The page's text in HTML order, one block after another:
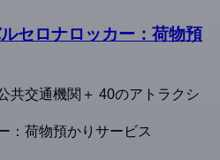
セロナロッカー：荷物預
共交通機関＋ 40のアトラクシ
：荷物預かりサービス